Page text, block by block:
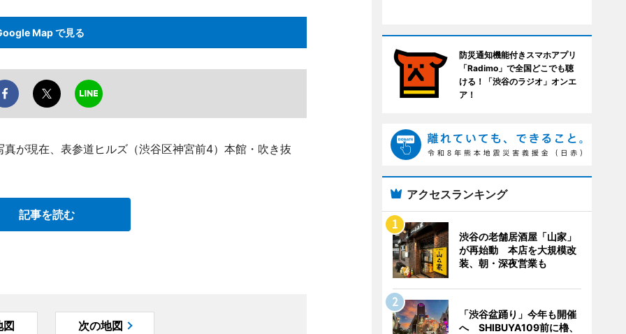
Map で見る
が現在、表参道ヒルズ（渋谷区神宮前4）本館・吹き抜
記事を読む
図 次の地図
防災通知機能付きスマホアプリ
「Radimo」で全国どこでも聴
ける！「渋谷のラジオ」オンエ
ア！
アクセスランキング
渋谷の老舗居酒屋「山家」
が再始動 本店を大規模改
装、朝・深夜営業も
「渋谷盆踊り」今年も開催
へ SHIBUYA109前に櫓、